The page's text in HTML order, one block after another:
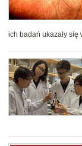
ich badań ukazały się